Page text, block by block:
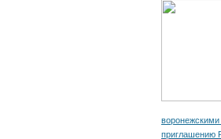
приглашению